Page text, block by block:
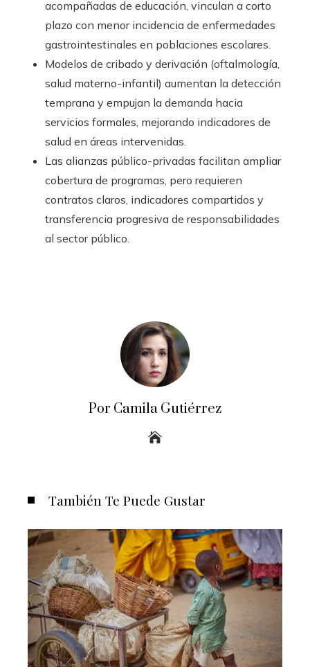
acompañadas de educación, vinculan a corto
plazo con menor incidencia de enfermedades
gastrointestinales en poblaciones escolares.
Modelos de cribado y derivación (oftalmología,
salud materno-infantil) aumentan la detección
temprana y empujan la demanda hacia
servicios formales, mejorando indicadores de
salud en áreas intervenidas.
Las alianzas público-privadas facilitan ampliar
cobertura de programas, pero requieren
contratos claros, indicadores compartidos y
transferencia progresiva de responsabilidades
al sector público.
Por Camila Gutiérrez
También Te Puede Gustar